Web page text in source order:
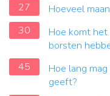
27
Hoeveel
30
Hoe komt
borsten
45
Hoe lang
geeft?